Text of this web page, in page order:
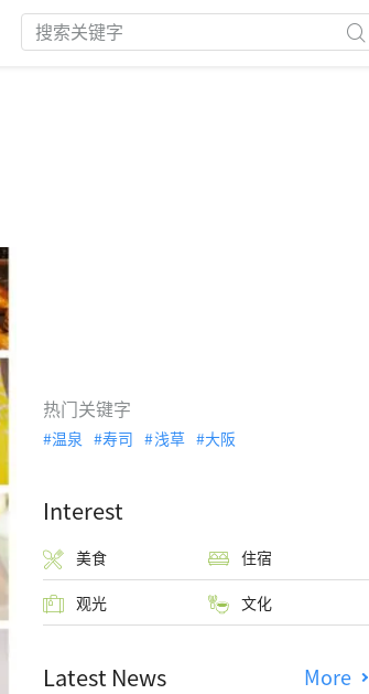
热门关键字
温泉 寿司 浅草 大阪
Interest
美食 住宿
观光 文化
Latest News More